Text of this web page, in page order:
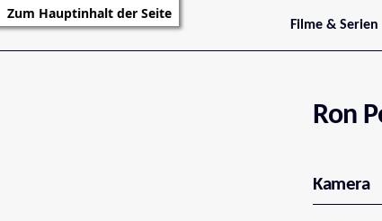
Zum Hauptinhalt der Seite
Filme & Serien
Trailer
Serienarchiv
Ron
Kamera